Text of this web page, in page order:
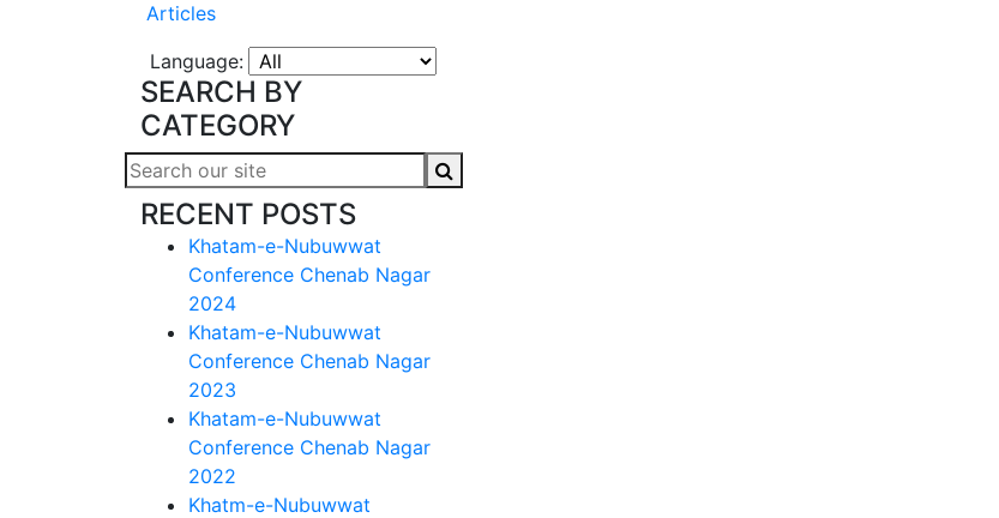
Articles
Language:
SEARCH BY
CATEGORY
RECENT POSTS
Khatam-e-Nubuwwat
Conference Chenab Nagar
2024
Khatam-e-Nubuwwat
Conference Chenab Nagar
2023
Khatam-e-Nubuwwat
Conference Chenab Nagar
2022
Khatm-e-Nubuwwat